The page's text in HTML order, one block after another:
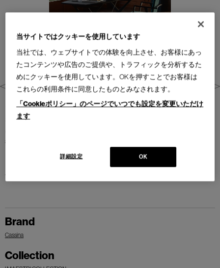
ONLINE STORE お問合せ
アーム前面部の美しい「組み手継ぎ」や、ジョイントに向かって分厚く
なる部分など、フランコ・アルビニならではのディテールの組み合わせ
徴的なデザインが、ルイーザチェアに不朽の歴史的価値をもたらしてい
ます。1955年にはイタリアで最も歴史と権威のあるデザイン賞である、コ
す。
Brand
Cassina
Collection
当サイトではクッキーを使用しています
当社では、ウェブサイトでの体験を向上させ、お客様にあっ
たコンテンツや広告のご提供や、トラフィックを分析するた
めにクッキーを使用しています。OKを押すことでお客様は
これらの利用条件に同意したものとみなされます。
「Cookieポリシー」のページでいつでも設定を変更いただけ
ます
OK
詳細設定